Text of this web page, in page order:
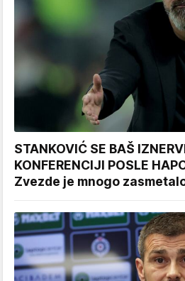
STANKOVIĆ SE BAŠ
KONFERENCIJI POSLE
Zvezde je mnogo